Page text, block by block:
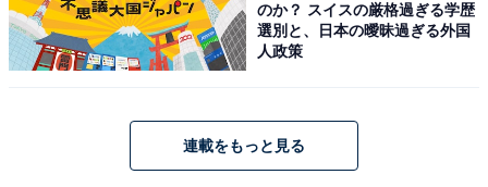
のか？ スイスの厳格過ぎる学歴
選別と、日本の曖昧過ぎる外国
人政策
連載をもっと見る